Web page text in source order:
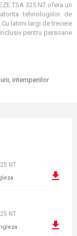
TSA 325 NT ofera un
tehnologiilor de
latimi largi de trecere
pentru persoane
intemperiilor
NT
NT